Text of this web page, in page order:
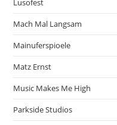
Lusofest
Mach Mal Langsam
Mainuferspioele
Matz Ernst
Music Makes Me High
Parkside Studios